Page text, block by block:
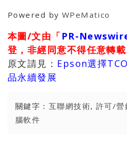
Powered by WPeMatico
本圖/文由「 PR-
登，非經同意不得任意轉載
原文請見： Epson選擇
品永續發展
關鍵字： 互聯網技術, 許可/營
腦軟件